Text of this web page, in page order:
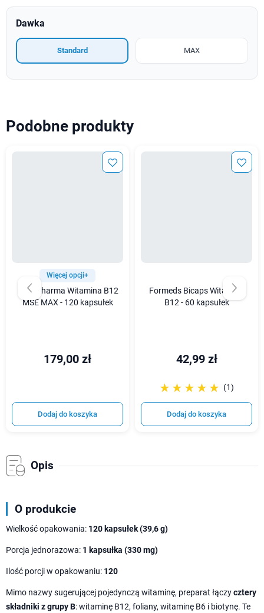
Dawka
Standard MAX
Podobne produkty
Więcej opcji+
Mito-Pharma Witamina B12
MSE MAX - 120 kapsułek
179,00 zł
Dodaj do koszyka
Formeds Bicaps Witamina
B12 - 60 kapsułek
42,99 zł
☆☆☆☆☆
★★★★★ (1)
Dodaj do koszyka
Opis
O produkcie
Wielkość opakowania: 120 kapsułek (39,6 g)
Porcja jednorazowa: 1 kapsułka (330 mg)
Ilość porcji w opakowaniu: 120
Mimo nazwy sugerującej pojedynczą witaminę, preparat łączycztery
składniki z grupy B: witaminę B12, foliany, witaminę B6 i biotynę. Te